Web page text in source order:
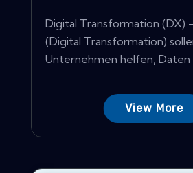
Digital Transformation (DX)
(Digital Transformation)
Unternehmen helfen, Daten
View More